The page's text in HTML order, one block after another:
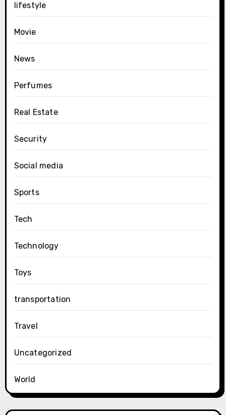
lifestyle
Movie
News
Perfumes
Real Estate
Security
Social media
Sports
Tech
Technology
Toys
transportation
Travel
Uncategorized
World